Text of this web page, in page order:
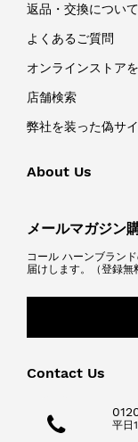
返品・交換について
よくあるご質問
オンラインストア
店舗検索
弊社を装った偽サ
About Us
メールマガジン
コール ハーンブラン
届けします。（登録無
Contact Us
平日